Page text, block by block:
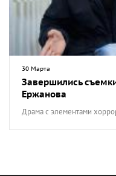
30 Марта
Завершились
Ержанова
Драма с элементами